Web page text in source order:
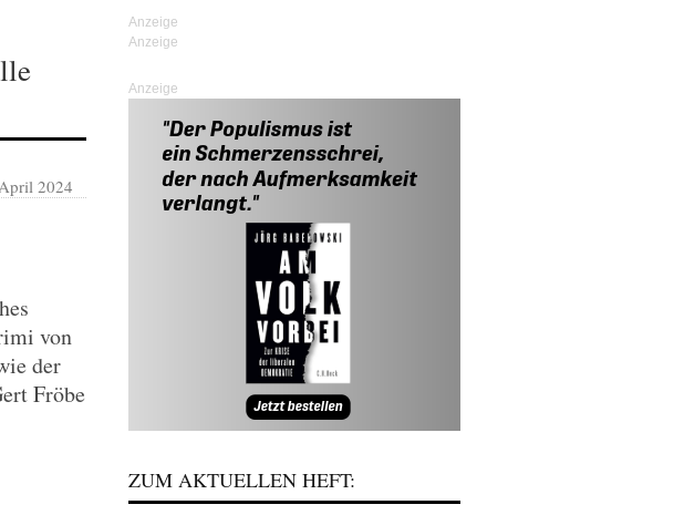
2024
von
der
Fröbe
Anzeige
ZUM AKTUELLEN HEFT: